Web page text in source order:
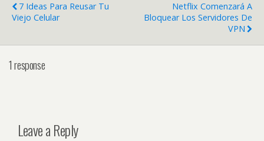
7 Ideas Para Reusar Tu
Viejo Celular
Netflix Comenzará A
Bloquear Los Servidores De
VPN
1 response
Leave a Reply